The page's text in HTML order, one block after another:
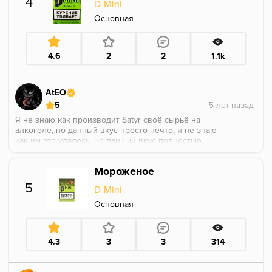
P.S. Если болит горло, не советую курить с холодком,
лучше возьмите обычный виноград из этой линейки
D-Mini
Основная
4.6 2 2 1.1k
AtEO
5
Я не знаю как производит Satyr своё сырьё на
алкоголе, но данный вкус просто нечто, я не знаю
как им это удалось, но данный вкус полностью
что после данного вкуса другие алкогольные
аромки не воспринимаются вовсе, очень
рекомендую к покуру!
5
Мороженое
D-Mini
Основная
4.3 3 3 314